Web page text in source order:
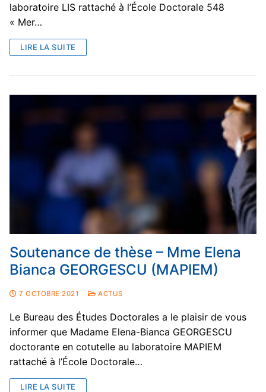
laboratoire LIS rattaché à l’École Doctorale 548
« Mer…
LIRE LA SUITE
Soutenance de thèse – Mme Elena
Bianca GEORGESCU (MAPIEM)
7 OCTOBRE 2021 ACTUS
Le Bureau des Études Doctorales a le plaisir de vous
informer que Madame Elena-Bianca GEORGESCU
doctorante en cotutelle au laboratoire MAPIEM
rattaché à l’École Doctorale…
LIRE LA SUITE